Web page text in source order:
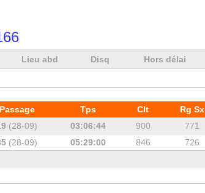
Lieu abd Disq Hors délai
Tps Clt Rg Sx
(28-09) 03:06:44 900
771
(28-09) 05:29:00 846 726